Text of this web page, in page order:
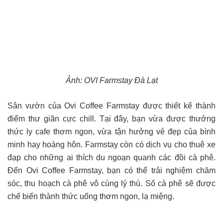
Ảnh: OVI Farmstay Đà Lạt
Sân vườn của Ovi Coffee Farmstay được thiết kế thành
điểm thư giãn cực chill. Tại đây, bạn vừa được thưởng
thức ly cafe thơm ngon, vừa tận hưởng vẻ đẹp của bình
minh hay hoàng hôn. Farmstay còn có dịch vụ cho thuê xe
đạp cho những ai thích du ngoạn quanh các đồi cà phê.
Đến Ovi Coffee Farmstay, bạn có thể trải nghiệm chăm
sóc, thu hoạch cà phê vô cùng lý thú. Số cà phê sẽ được
chế biến thành thức uống thơm ngon, lạ miệng.